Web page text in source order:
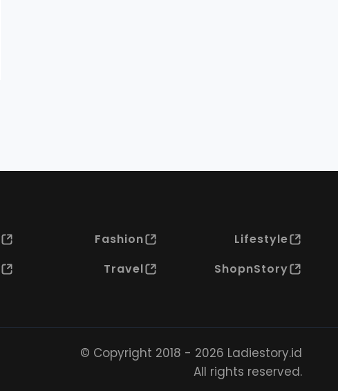
Fashion
Lifestyle
Travel
ShopnStory
© Copyright 2018 - 2026 Ladiestory.id
All rights reserved.